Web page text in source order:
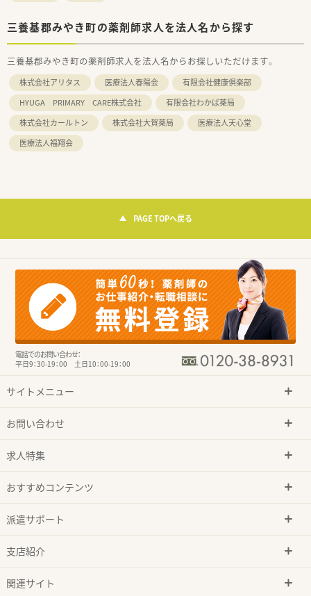
三養基郡みやき町の薬剤師求人を法人名から探す
三養基郡みやき町の薬剤師求人を法人名からお探しいただけます。
株式会社アリタス 医療法人春陽会
有限会社健康倶楽部
HYUGA PRIMARY CARE株式会社
有限会社わかば薬局
株式会社カールトン
株式会社大賀薬局
医療法人天心堂
医療法人福翔会
PAGE TOPへ戻る
電話でのお問い合わせ：
平日9：30-19：00 土日10：00-19：00
サイトメニュー
お問い合わせ
求人特集
おすすめコンテンツ
派遣サポート
支店紹介
関連サイト